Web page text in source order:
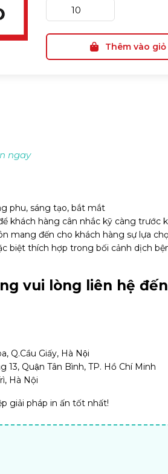
Thêm vào
ngay
phu, sáng tạo, bắt mắt
khách hàng cân nhắc kỹ càng trước
mang đến cho khách hàng sự lựa
biệt thích hợp trong bối cảnh dịch
vui lòng liên hệ
Q.Cầu Giấy, Hà Nội
13, Quận Tân Bình, TP. Hồ Chí Minh
Hà Nội
giải pháp in ấn tốt nhất!